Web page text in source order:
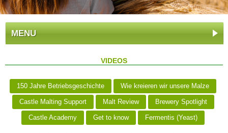
MENU
VIDEOS
150 Jahre Betriebsgeschichte Wie kreieren wir unsere Malze
Castle Malting Support Malt Review Brewery Spotlight
Castle Academy Get to know Fermentis (Yeast)